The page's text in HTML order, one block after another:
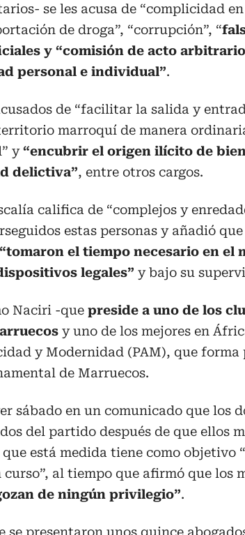
se les acusa de “complicidad
de droga”, “corrupción”, “
y “comisión de acto
personal e individual”.
de “facilitar la salida y
marroquí de manera
y“encubrir el origen ilícito de
delictiva”, entre otros cargos.
califica de “complejos y
estas personas y añadió
“tomaron el tiempo necesario en el
legales” y bajo su
Naciri -que preside a uno de los
y uno de los mejores en
y Modernidad (PAM), que forma
de Marruecos.
sábado en un comunicado que los
del partido después de que ellos
está medida tiene como objetivo
al tiempo que afirmó que los
de ningún privilegio”.
se presentaron unos quince